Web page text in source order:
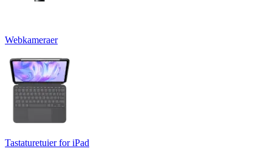
Webkameraer
Tastaturetuier for iPad